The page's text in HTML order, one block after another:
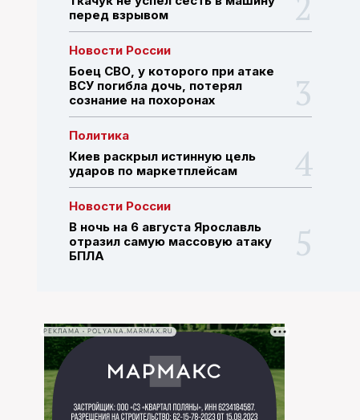
ПОИСК ПО САЙТУ
перед взрывом
Новости России
Боец СВО, у которого при атаке
ВСУ погибла дочь, потерял
сознание на похоронах
Политика
Киев раскрыл истинную цель
ударов по маркетплейсам
Новости России
В ночь на 6 августа Ярославль
отразил самую массовую атаку
БПЛА
РЕКЛАМА • POLYANA.MARMAX.RU